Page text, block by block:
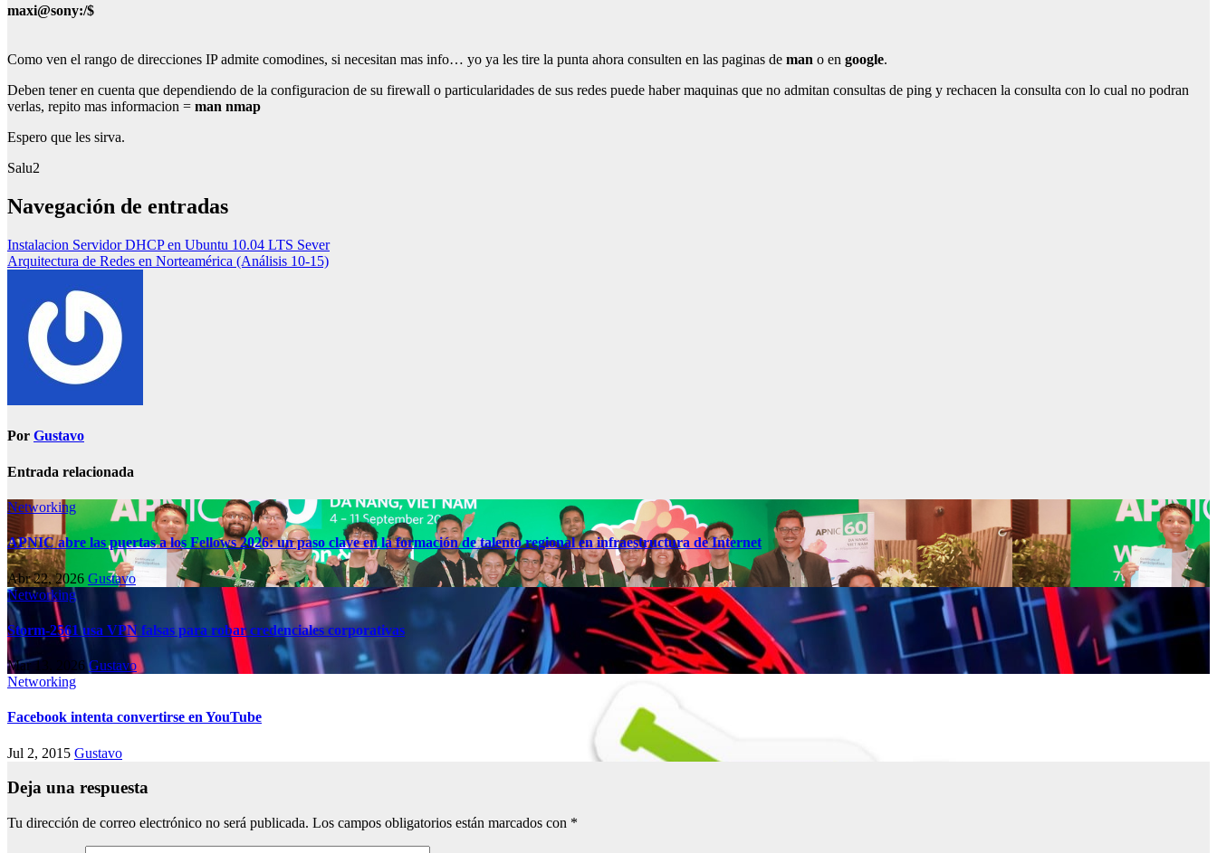
maxi@sony:/$
Como ven el rango de direcciones IP admite comodines, si necesitan mas info… yo ya les tire la punta ahora consulten en las paginas de man o en google.
Deben tener en cuenta que dependiendo de la configuracion de su firewall o particularidades de sus redes puede haber maquinas que no admitan consultas de ping y rechacen la consulta con lo cual no podran
verlas, repito mas informacion = man nmap
Espero que les sirva.
Salu2
Navegación de entradas
Instalacion Servidor DHCP en Ubuntu 10.04 LTS Sever
Arquitectura de Redes en Norteamérica (Análisis 10-15)
Por Gustavo
Entrada relacionada
Networking
APNIC abre las puertas a los Fellows 2026: un paso clave en la formación de talento regional en infraestructura de Internet
Abr 22, 2026 Gustavo
Networking
Storm-2561 usa VPN falsas para robar credenciales corporativas
Mar 13, 2026Gustavo
Networking
Facebook intenta convertirse en YouTube
Jul 2, 2015 Gustavo
Deja una respuesta
Tu dirección de correo electrónico no será publicada. Los campos obligatorios están marcados con *